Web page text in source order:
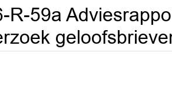
R-59a